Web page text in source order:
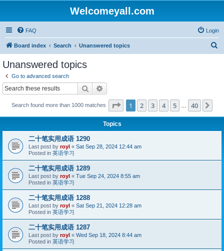
Welcomeyall.com
FAQ Login
Board index Search Unanswered topics
Unanswered topics
Go to advanced search
Search
Search found more than 1000 matches Page 1of 40
1 2 3 4 5 40
Topics
二十笔实用成语 1290
Last post by royl « Sat Sep 28, 2024 12:44 am
Posted in 英语学习
二十笔实用成语 1289
Last post by royl « Tue Sep 24, 2024 8:55 am
Posted in 英语学习
二十笔实用成语 1288
Last post by royl « Sat Sep 21, 2024 12:28 am
Posted in 英语学习
二十笔实用成语 1287
Last post by royl « Wed Sep 18, 2024 8:44 am
Posted in 英语学习